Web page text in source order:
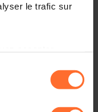
le trafic sur
au
des différents
Détails » ci-